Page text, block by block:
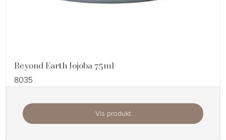
Beyond Earth Jojoba 75ml
8035
Vis produkt